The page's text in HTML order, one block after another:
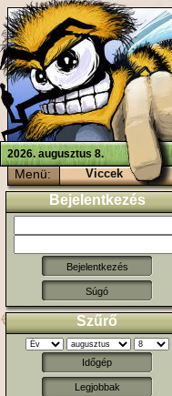
2026. augusztus 8.
Menü: Viccek
Bejelentkezés
Súgó
Szűrő
Időgép
Legjobbak